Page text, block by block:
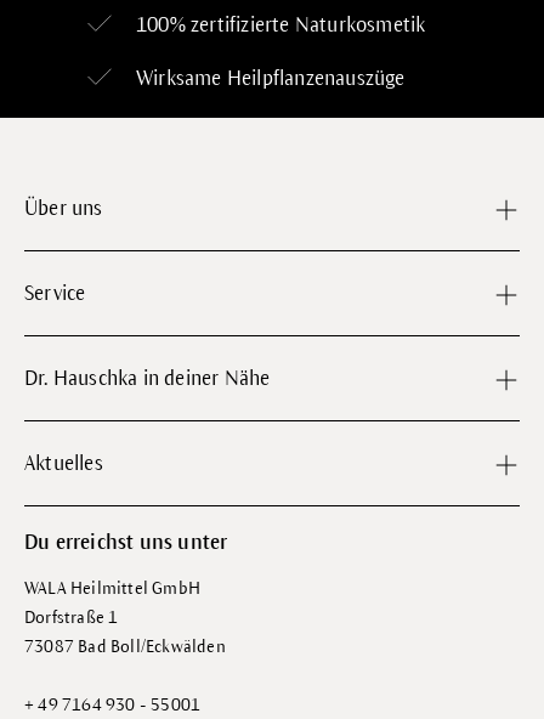
100% zertifizierte Naturkosmetik
Wirksame Heilpflanzenauszüge
Über uns
Service
Dr. Hauschka in deiner Nähe
Aktuelles
Du erreichst uns unter
WALA Heilmittel GmbH
Dorfstraße 1
73087 Bad Boll/Eckwälden
+ 49 7164 930 - 55001